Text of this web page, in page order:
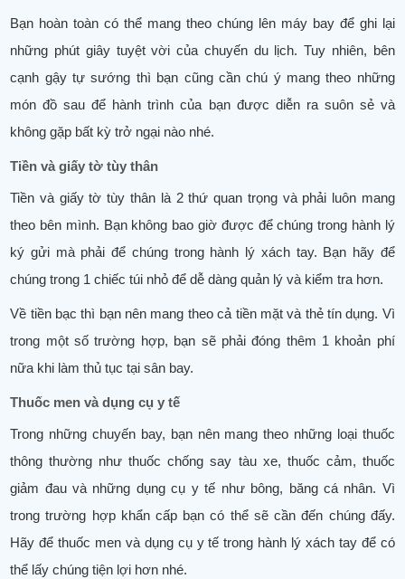
Bạn hoàn toàn có thể mang theo chúng lên máy bay để ghi lại
những phút giây tuyệt vời của chuyến du lịch. Tuy nhiên, bên
cạnh gậy tự sướng thì bạn cũng cần chú ý mang theo những
món đồ sau để hành trình của bạn được diễn ra suôn sẻ và
không gặp bất kỳ trở ngại nào nhé.
Tiền và giấy tờ tùy thân
Tiền và giấy tờ tùy thân là 2 thứ quan trọng và phải luôn mang
theo bên mình. Bạn không bao giờ được để chúng trong hành lý
ký gửi mà phải để chúng trong hành lý xách tay. Bạn hãy để
chúng trong 1 chiếc túi nhỏ để dễ dàng quản lý và kiểm tra hơn.
Về tiền bạc thì bạn nên mang theo cả tiền mặt và thẻ tín dụng. Vì
trong một số trường hợp, bạn sẽ phải đóng thêm 1 khoản phí
nữa khi làm thủ tục tại sân bay.
Thuốc men và dụng cụ y tế
Trong những chuyến bay, bạn nên mang theo những loại thuốc
thông thường như thuốc chống say tàu xe, thuốc cảm, thuốc
giảm đau và những dụng cụ y tế như bông, băng cá nhân. Vì
trong trường hợp khẩn cấp bạn có thể sẽ cần đến chúng đấy.
Hãy để thuốc men và dụng cụ y tế trong hành lý xách tay để có
thể lấy chúng tiện lợi hơn nhé.